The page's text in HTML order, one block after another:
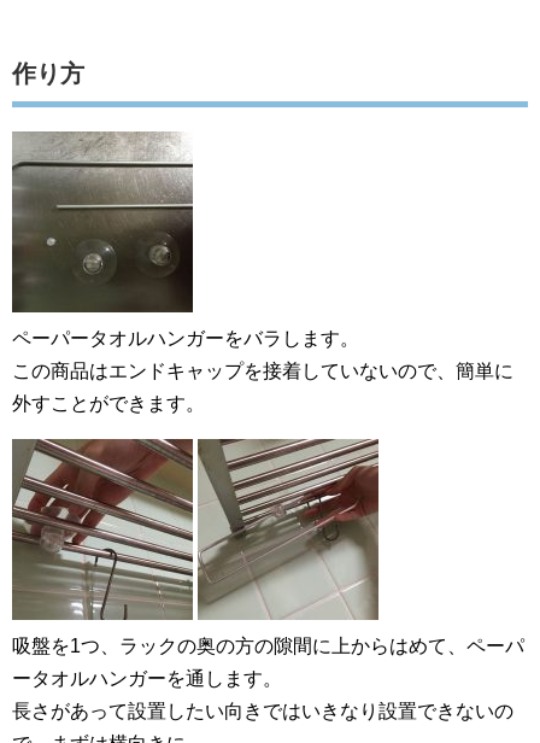
作り方
ペーパータオルハンガーをバラします。
この商品はエンドキャップを接着していないので、簡単に
外すことができます。
吸盤を1つ、ラックの奥の方の隙間に上からはめて、ペーパ
ータオルハンガーを通します。
長さがあって設置したい向きではいきなり設置できないの